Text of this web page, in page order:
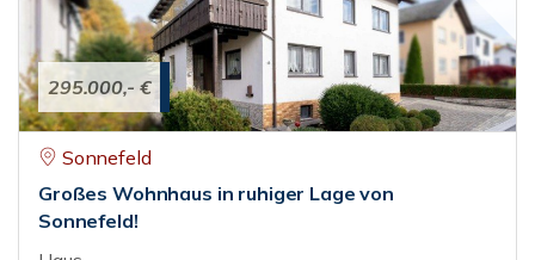
295.000,- €
Sonnefeld
Großes Wohnhaus in ruhiger Lage von
Sonnefeld!